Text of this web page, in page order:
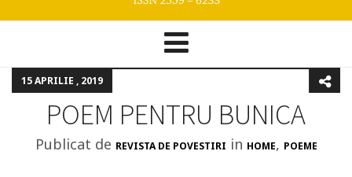
15 APRILIE , 2019
POEM PENTRU BUNICA
Publicat de REVISTA DE POVESTIRI in HOME, POEME